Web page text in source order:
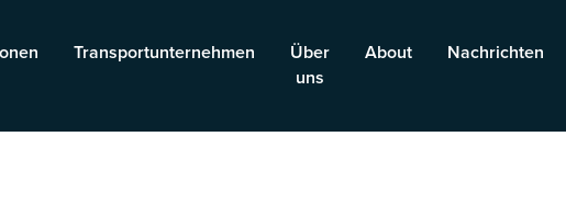
Transportunternehmen
Über
uns
About Nachrichten